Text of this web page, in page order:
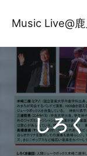
ス
Music Live@鹿
しろ